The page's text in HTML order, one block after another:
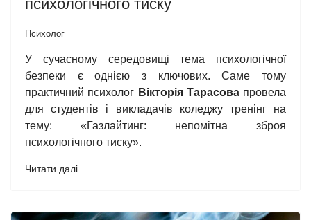
психологічного тиску
Психолог
У сучасному середовищі тема психологічної
безпеки є однією з ключових. Саме тому
практичний психолог Вікторія Тарасовапровела
для студентів і викладачів коледжу тренінг на
тему: «Газлайтинг: непомітна зброя
психологічного тиску».
Читати далі...